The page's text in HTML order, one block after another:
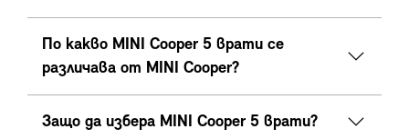
По какво MINI Cooper 5 врати се
различава от MINI Cooper?
Защо да избера MINI Cooper 5 врати?